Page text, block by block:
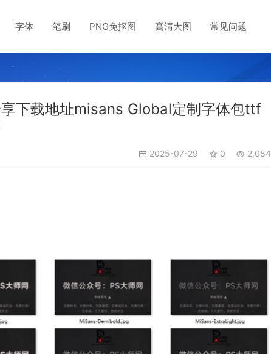
字体 笔刷 PNG免抠图 高清大图 常见问题
下载地址misans Global定制字体包ttf
2025-07-29 0 2,084